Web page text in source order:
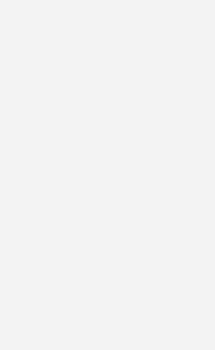
Systemen bietet sich
Warmwasserbereitung
für die Luft/Wasser-
NEO Sole/Wasser-
und ohne
des Haushalts